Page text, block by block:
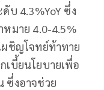
บ 4.3%YoY ซึ่ง
หมาย 4.0-4.5%
ผชิญโจทย์ท้าทาย
เบี้ยนโยบายเพื่อ
ซึ่งอาจช่วย